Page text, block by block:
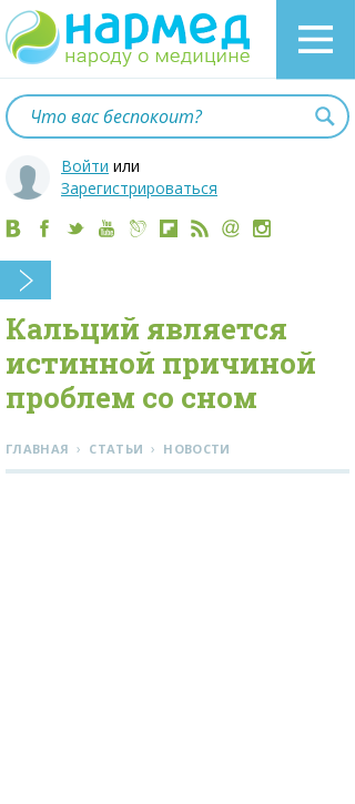
Войти или
Зарегистрироваться
Кальций является
истинной причиной
проблем со сном
ГЛАВНАЯ › СТАТЬИ › НОВОСТИ